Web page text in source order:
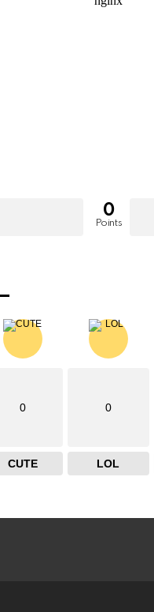
0
Points
0
CUTE
0
LOL